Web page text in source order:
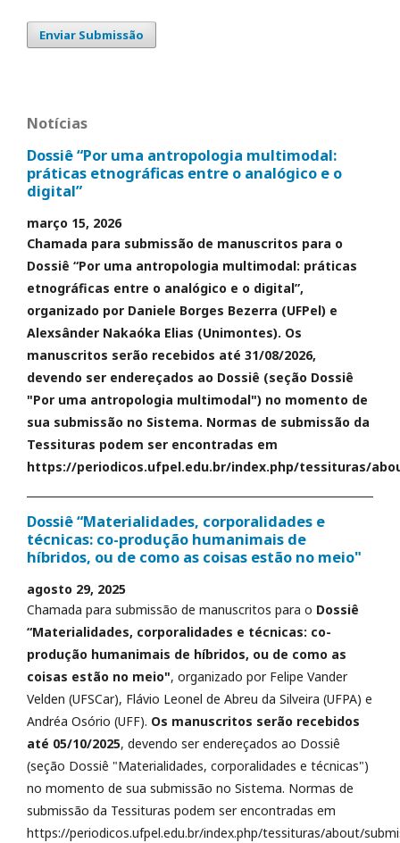
Enviar Submissão
Notícias
Dossiê “Por uma antropologia multimodal:
práticas etnográficas entre o analógico e o
digital”
março 15, 2026
Chamada para submissão de manuscritos para o
Dossiê “Por uma antropologia multimodal: práticas
etnográficas entre o analógico e o digital”,
organizado por Daniele Borges Bezerra (UFPel) e
Alexsânder Nakaóka Elias (Unimontes). Os
manuscritos serão recebidos até 31/08/2026,
devendo ser endereçados ao Dossiê (seção Dossiê
"Por uma antropologia multimodal") no momento de
sua submissão no Sistema. Normas de submissão da
Tessituras podem ser encontradas em
https://periodicos.ufpel.edu.br/index.php/tessituras/
Dossiê “Materialidades, corporalidades e
técnicas: co-produção humanimais de
híbridos, ou de como as coisas estão no meio"
agosto 29, 2025
Chamada para submissão de manuscritos para o Dossiê
“Materialidades, corporalidades e técnicas: co-
produção humanimais de híbridos, ou de como as
coisas estão no meio", organizado por Felipe Vander
Velden (UFSCar), Flávio Leonel de Abreu da Silveira (UFPA) e
Andréa Osório (UFF). Os manuscritos serão recebidos
até 05/10/2025, devendo ser endereçados ao Dossiê
(seção Dossiê "Materialidades, corporalidades e técnicas")
no momento de sua submissão no Sistema. Normas de
submissão da Tessituras podem ser encontradas em
https://periodicos.ufpel.edu.br/index.php/tessituras/about/